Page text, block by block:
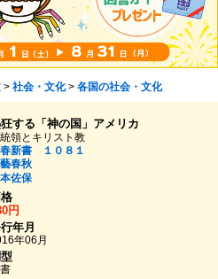
> 社会・文化> 各国の社会・文化
する「神の国」アメリカ
領とキリスト教
新書 １０８１
春秋
佐保
円
年月
年06月